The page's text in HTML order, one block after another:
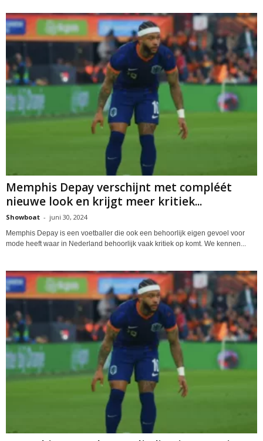
Memphis Depay verschijnt met compléét
nieuwe look en krijgt meer kritiek...
Showboat - juni 30, 2024
Memphis Depay is een voetballer die ook een behoorlijk eigen gevoel voor
mode heeft waar in Nederland behoorlijk vaak kritiek op komt. We kennen...